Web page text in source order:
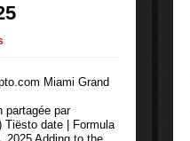
partagée par
Tiësto date | Formula